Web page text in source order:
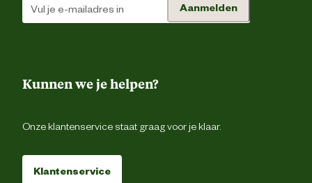
Aanmelden
Kunnen we je helpen?
Onze klantenservice staat graag voor je klaar.
Klantenservice